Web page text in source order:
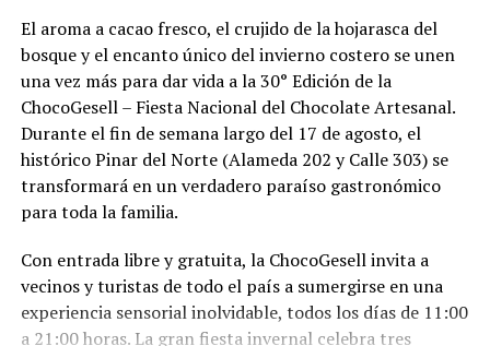
El aroma a cacao fresco, el crujido de la hojarasca del
bosque y el encanto único del invierno costero se unen
una vez más para dar vida a la 30° Edición de la
ChocoGesell – Fiesta Nacional del Chocolate Artesanal.
Durante el fin de semana largo del 17 de agosto, el
histórico Pinar del Norte (Alameda 202 y Calle 303) se
transformará en un verdadero paraíso gastronómico
para toda la familia.
Con entrada libre y gratuita, la ChocoGesell invita a
vecinos y turistas de todo el país a sumergirse en una
experiencia sensorial inolvidable, todos los días de 11:00
a 21:00 horas. La gran fiesta invernal celebra tres